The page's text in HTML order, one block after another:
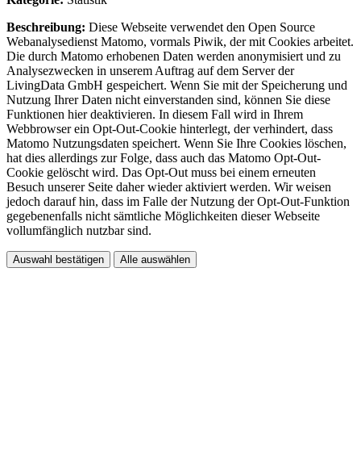
Beschreibung: Diese Webseite verwendet den Open Source
Webanalysedienst Matomo, vormals Piwik, der mit Cookies arbeitet.
Die durch Matomo erhobenen Daten werden anonymisiert und zu
Analysezwecken in unserem Auftrag auf dem Server der
LivingData GmbH gespeichert. Wenn Sie mit der Speicherung und
Nutzung Ihrer Daten nicht einverstanden sind, können Sie diese
Funktionen hier deaktivieren. In diesem Fall wird in Ihrem
Webbrowser ein Opt-Out-Cookie hinterlegt, der verhindert, dass
Matomo Nutzungsdaten speichert. Wenn Sie Ihre Cookies löschen,
hat dies allerdings zur Folge, dass auch das Matomo Opt-Out-
Cookie gelöscht wird. Das Opt-Out muss bei einem erneuten
Besuch unserer Seite daher wieder aktiviert werden. Wir weisen
jedoch darauf hin, dass im Falle der Nutzung der Opt-Out-Funktion
gegebenenfalls nicht sämtliche Möglichkeiten dieser Webseite
vollumfänglich nutzbar sind.
Auswahl bestätigen Alle auswählen